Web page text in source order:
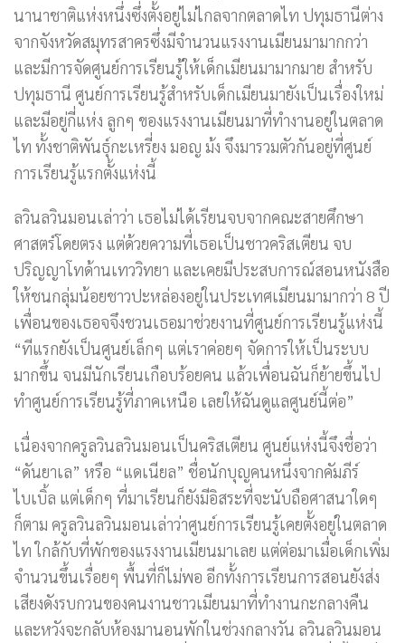
นานาชาติแห่งหนึ่งซึ่งตั้งอยู่ไม่ไกลจากตลาดไท ปทุมธานีต่าง
จากจังหวัดสมุทรสาครซึ่งมีจำนวนแรงงานเมียนมามากกว่า
และมีการจัดศูนย์การเรียนรู้ให้เด็กเมียนมามากมาย สำหรับ
ปทุมธานี ศูนย์การเรียนรู้สำหรับเด็กเมียนมายังเป็นเรื่องใหม่
และมีอยู่กี่แห่ง ลูกๆ ของแรงงานเมียนมาที่ทำงานอยู่ในตลาด
ไท ทั้งชาติพันธุ์กะเหรี่ยง มอญ ม้ง จึงมารวมตัวกันอยู่ที่ศูนย์
การเรียนรู้แรกตั้งแห่งนี้
ลวินลวินมอนเล่าว่า เธอไม่ได้เรียนจบจากคณะสายศึกษา
ศาสตร์โดยตรง แต่ด้วยความที่เธอเป็นชาวคริสเตียน จบ
ปริญญาโทด้านเทววิทยา และเคยมีประสบการณ์สอนหนังสือ
ให้ชนกลุ่มน้อยชาวปะหล่องอยู่ในประเทศเมียนมามากว่า 8 ปี
เพื่อนของเธอจจึงชวนเธอมาช่วยงานที่ศูนย์การเรียนรู้แห่งนี้
“ทีแรกยังเป็นศูนย์เล็กๆ แต่เราค่อยๆ จัดการให้เป็นระบบ
มากขึ้น จนมีนักเรียนเกือบร้อยคน แล้วเพื่อนฉันก็ย้ายขึ้นไป
ทำศูนย์การเรียนรู้ที่ภาคเหนือ เลยให้ฉันดูแลศูนย์นี้ต่อ”
เนื่องจากครูลวินลวินมอนเป็นคริสเตียน ศูนย์แห่งนี้จึงชื่อว่า
“ดันยาเล” หรือ “แดเนียล” ชื่อนักบุญคนหนึ่งจากคัมภีร์
ไบเบิ้ล แต่เด็กๆ ที่มาเรียนก็ยังมีอิสระที่จะนับถือศาสนาใดๆ
ก็ตาม ครูลวินลวินมอนเล่าว่าศูนย์การเรียนรู้เคยตั้งอยู่ในตลาด
ไท ใกล้กับที่พักของแรงงานเมียนมาเลย แต่ต่อมาเมื่อเด็กเพิ่ม
จำนวนขึ้นเรื่อยๆ พื้นที่ก็ไม่พอ อีกทั้งการเรียนการสอนยังส่ง
เสียงดังรบกวนของคนงานชาวเมียนมาที่ทำงานกะกลางคืน
และหวังจะกลับห้องมานอนพักในช่วงกลางวัน ลวินลวินมอน